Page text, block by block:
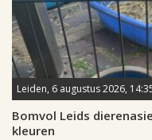
Leiden, 6 augustus 2026,
Bomvol Leids
kleuren